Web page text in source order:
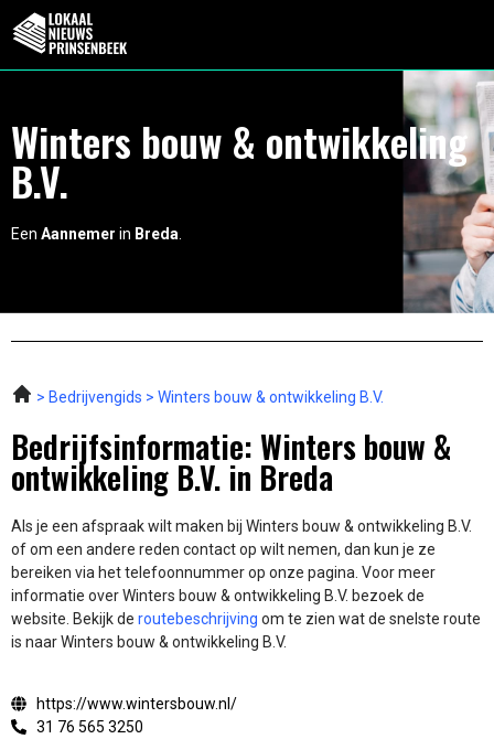
Winters bouw & ontwikkeling
B.V.
Een Aannemer in Breda
Bedrijvengids Winters bouw & ontwikkeling B.V.
Bedrijfsinformatie: Winters bouw &
ontwikkeling B.V. in Breda
Als je een afspraak wilt maken bij Winters bouw & ontwikkeling B.V.
of om een andere reden contact op wilt nemen, dan kun je ze
bereiken via het telefoonnummer op onze pagina. Voor meer
informatie over Winters bouw & ontwikkeling B.V. bezoek de
website. Bekijk de routebeschrijving om te zien wat de snelste route
is naar Winters bouw & ontwikkeling B.V.
https://www.wintersbouw.nl/
31 76 565 3250